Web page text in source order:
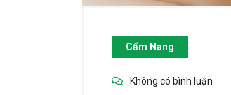
Cẩm Nang
Không có bình luận